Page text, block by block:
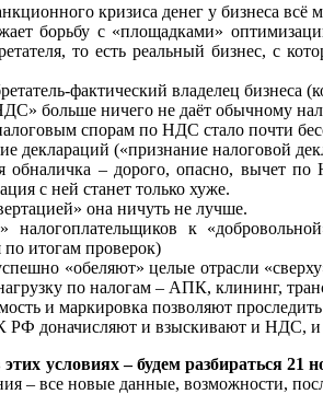
кризиса денег у бизнеса всё
борьбу с «площадками»
то есть реальный бизнес, с
фактический владелец бизнеса
больше ничего не даёт обычному
спорам по НДС стало почти
деклараций («признание налоговой
обналичка – дорого, опасно, вычет
с ней станет только хуже.
она ничуть не лучше.
налогоплательщиков к
по итогам проверок)
«обеляют» целые отрасли
по налогам – АПК, клининг,
и маркировка позволяют
доначисляют и взыскивают и НДС, и
этих условиях – будем разбираться
– все новые данные, возможности,